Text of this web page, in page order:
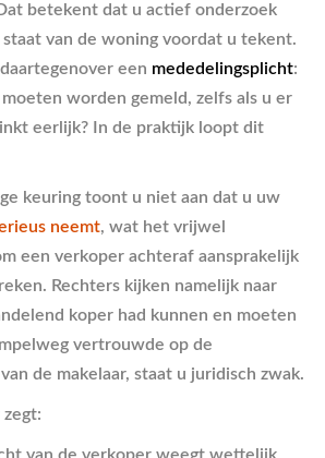
betekent dat u actief onderzoek
van de woning voordat u tekent.
een mededelingsplicht:
worden gemeld, zelfs als u er
eerlijk? In de praktijk loopt dit
keuring toont u niet aan dat u uw
neemt, wat het vrijwel
een verkoper achteraf aansprakelijk
Rechters kijken namelijk naar
koper had kunnen en moeten
vertrouwde op de
de makelaar, staat u juridisch zwak.